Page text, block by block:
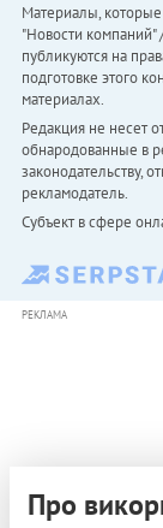
Материалы,
"Новости
публикуются на
подготовке этого
материалах.
Редакция не несет
обнародованные в
законодательству,
рекламодатель.
Субъект в сфере
РЕКЛАМА
Про